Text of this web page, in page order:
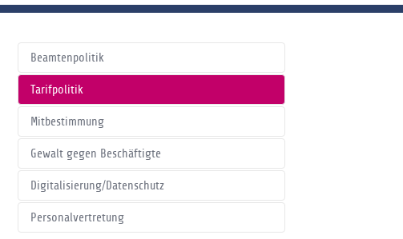
Beamtenpolitik
Tarifpolitik
Mitbestimmung
Gewalt gegen Beschäftigte
Digitalisierung/Datenschutz
Personalvertretung